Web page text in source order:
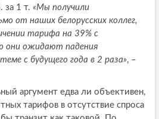
за 1 т. «Мы получили
от наших белорусских коллег,
тарифа на 39% с
они ожидают падения
с будущего года в 2 раза», –
аргумент едва ли объективен,
тарифов в отсутствие спроса